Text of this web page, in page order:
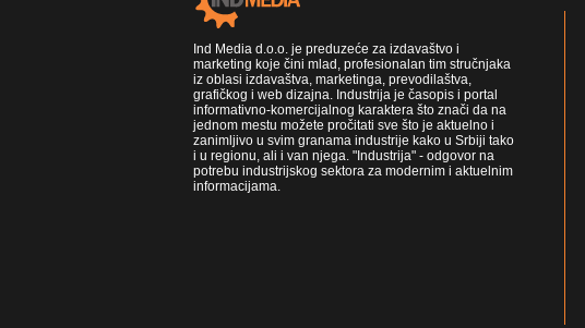
Ind Media d.o.o. je preduzeće za izdavaštvo i
marketing koje čini mlad, profesionalan tim stručnjaka
iz oblasi izdavaštva, marketinga, prevodilaštva,
grafičkog i web dizajna. Industrija je časopis i portal
informativno-komercijalnog karaktera što znači da na
jednom mestu možete pročitati sve što je aktuelno i
zanimljivo u svim granama industrije kako u Srbiji tako
i u regionu, ali i van njega. "Industrija" - odgovor na
potrebu industrijskog sektora za modernim i aktuelnim
informacijama.